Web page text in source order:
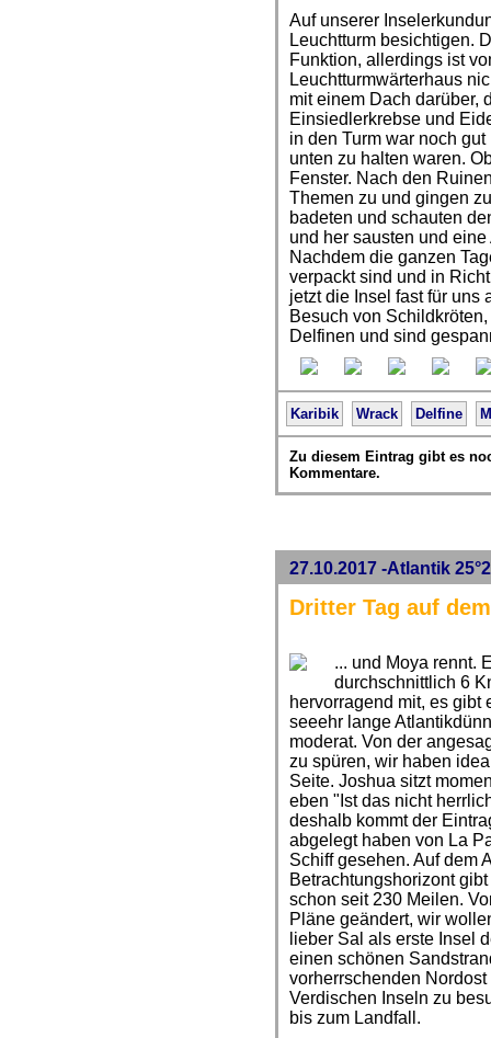
Auf unserer
Leuchtturm besichtigen.
Funktion, allerdings ist
Leuchtturmwärterhaus
mit einem Dach darüber,
Einsiedlerkrebse und
in den Turm war noch
unten zu halten waren.
Fenster. Nach den
Themen zu und gingen
badeten und schauten
und her sausten und
Nachdem die ganzen
verpackt sind und in
jetzt die Insel fast für uns
Besuch von
Delfinen und sind
Karibik Wrack Delfine
Zu diesem Eintrag gibt es
Kommentare.
27.10.2017 -Atlantik
Dritter Tag auf
... und Moya rennt.
durchschnittlich 6
hervorragend mit, es gibt
seeehr lange
moderat. Von der
zu spüren, wir haben
Seite. Joshua sitzt
eben "Ist das nicht
deshalb kommt der
abgelegt haben von La
Schiff gesehen. Auf dem
Betrachtungshorizont
schon seit 230 Meilen.
Pläne geändert, wir
lieber Sal als erste Insel
einen schönen
vorherrschenden
Verdischen Inseln zu
bis zum Landfall.